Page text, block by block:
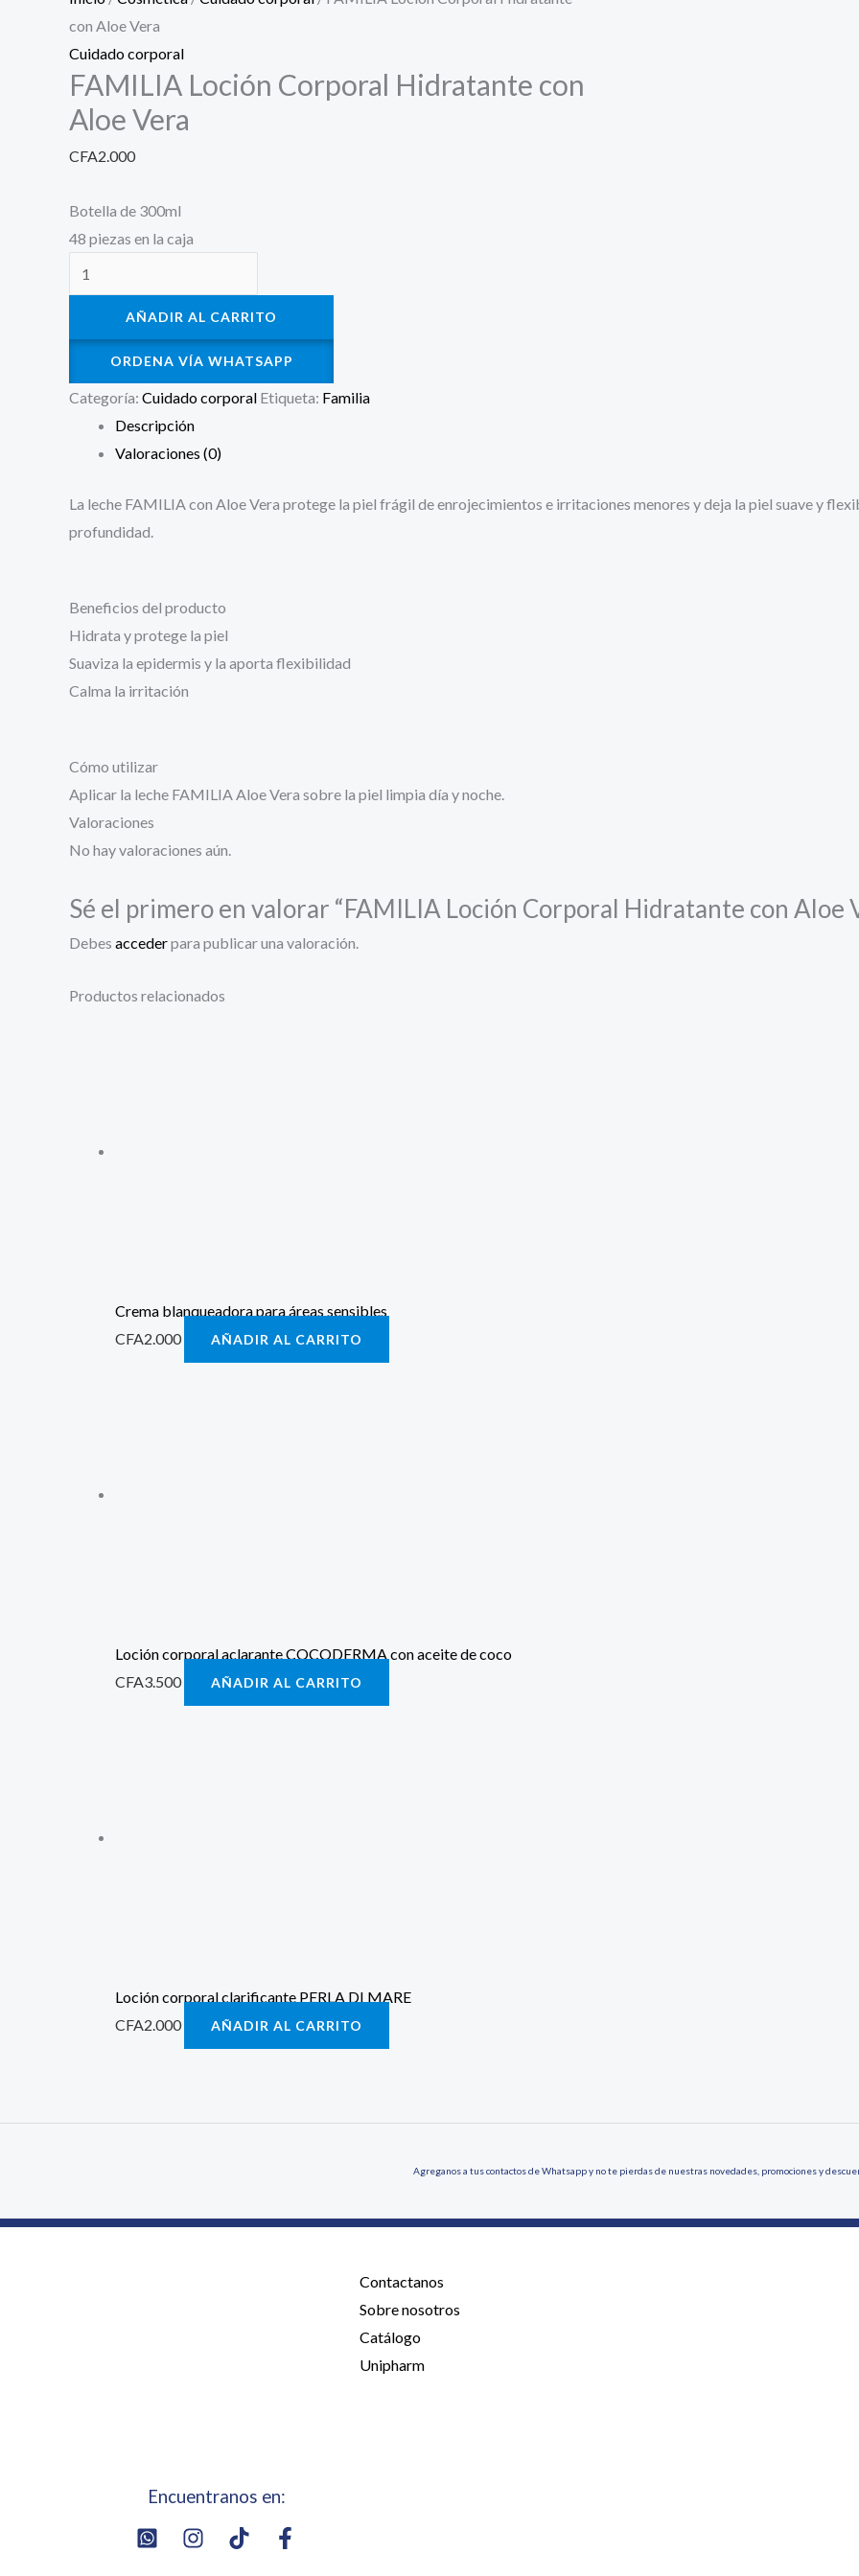
con Aloe Vera
Cuidado corporal
FAMILIA Loción Corporal Hidratante con
Aloe Vera
CFA2.000
Botella de 300ml
48 piezas en la caja
AÑADIR AL CARRITO
ORDENA VÍA WHATSAPP
Categoría: Cuidado corporal Etiqueta: Familia
Descripción
Valoraciones (0)
La leche FAMILIA con Aloe Vera protege la piel frágil de enrojecimientos e irritaciones menores y deja la piel suave y
profundidad.
Beneficios del producto
Hidrata y protege la piel
Suaviza la epidermis y la aporta flexibilidad
Calma la irritación
Cómo utilizar
Aplicar la leche FAMILIA Aloe Vera sobre la piel limpia día y noche.
Valoraciones
No hay valoraciones aún.
Sé el primero en valorar “FAMILIA Loción Corporal Hidratante con Aloe
Debes accederpara publicar una valoración.
Productos relacionados
Crema blanqueadora para áreas sensibles
CFA2.000 AÑADIR AL CARRITO
Loción corporal aclarante COCODERMA con aceite de coco
CFA3.500 AÑADIR AL CARRITO
Loción corporal clarificante PERLA DI MARE
CFA2.000 AÑADIR AL CARRITO
Agreganos a tus contactos de Whatsapp y no te pierdas de nuestras novedades, promociones y
Encuentranos en:
Contactanos
Sobre nosotros
Catálogo
Unipharm